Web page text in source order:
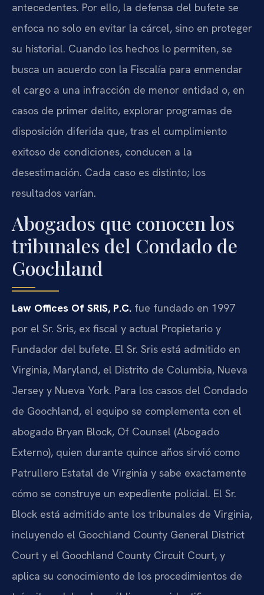
antecedentes. Por ello, la defensa del bufete se
enfoca no solo en evitar la cárcel, sino en proteger
su historial. Cuando los hechos lo permiten, se
busca un acuerdo con la Fiscalía para enmendar
el cargo a una infracción de menor entidad o, en
casos de primer delito, explorar programas de
disposición diferida que, tras el cumplimiento
exitoso de condiciones, conducen a la
desestimación. Cada caso es distinto; los
resultados varían.
Abogados que conocen los
tribunales del Condado de
Goochland
Law Offices Of SRIS, P.C. fue fundado en 1997
por el Sr. Sris, ex fiscal y actual Propietario y
Fundador del bufete. El Sr. Sris está admitido en
Virginia, Maryland, el Distrito de Columbia, Nueva
Jersey y Nueva York. Para los casos del Condado
de Goochland, el equipo se complementa con el
abogado Bryan Block, Of Counsel (Abogado
Externo), quien durante quince años sirvió como
Patrullero Estatal de Virginia y sabe exactamente
cómo se construye un expediente policial. El Sr.
Block está admitido ante los tribunales de Virginia,
incluyendo el Goochland County General District
Court y el Goochland County Circuit Court, y
aplica su conocimiento de los procedimientos de